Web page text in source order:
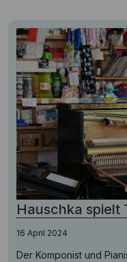
Hauschka spielt
16 April 2024
Der Komponist und